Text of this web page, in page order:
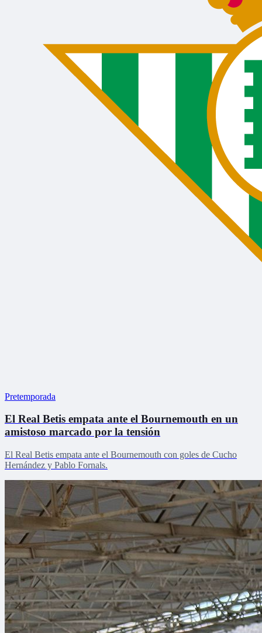
Pretemporada
El Real Betis empata ante el Bournemouth en un
amistoso marcado por la tensión
El Real Betis empata ante el Bournemouth con goles de Cucho
Hernández y Pablo Fornals.